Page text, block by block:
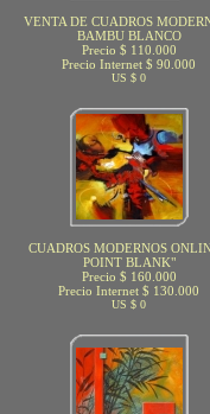
VENTA DE CUADROS
BAMBU BLANCO
Precio $ 110.000
Precio Internet $ 90.000
US $ 0
CUADROS MODERNOS
POINT BLANK"
Precio $ 160.000
Precio Internet $ 130.000
US $ 0